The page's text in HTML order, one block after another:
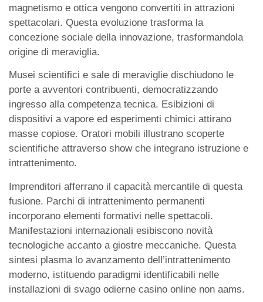
magnetismo e ottica vengono convertiti in attrazioni
spettacolari. Questa evoluzione trasforma la
concezione sociale della innovazione, trasformandola
origine di meraviglia.
Musei scientifici e sale di meraviglie dischiudono le
porte a avventori contribuenti, democratizzando
ingresso alla competenza tecnica. Esibizioni di
dispositivi a vapore ed esperimenti chimici attirano
masse copiose. Oratori mobili illustrano scoperte
scientifiche attraverso show che integrano istruzione e
intrattenimento.
Imprenditori afferrano il capacità mercantile di questa
fusione. Parchi di intrattenimento permanenti
incorporano elementi formativi nelle spettacoli.
Manifestazioni internazionali esibiscono novità
tecnologiche accanto a giostre meccaniche. Questa
sintesi plasma lo avanzamento dell’intrattenimento
moderno, istituendo paradigmi identificabili nelle
installazioni di svago odierne casino online non aams.